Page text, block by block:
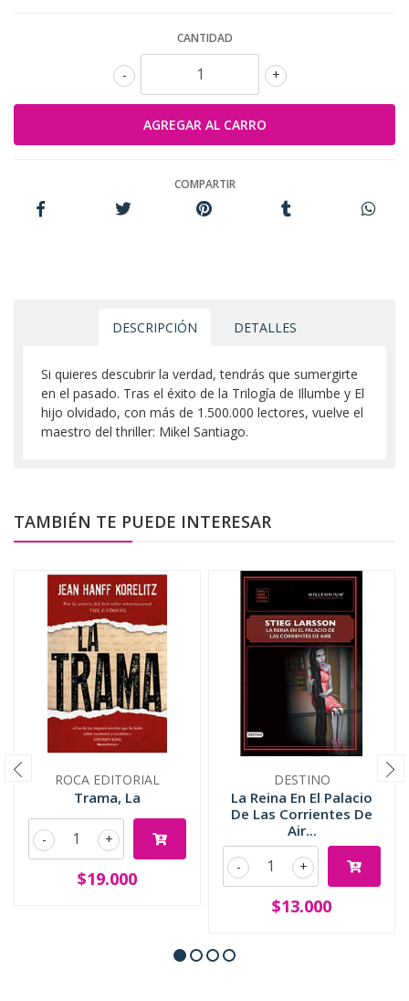
CANTIDAD
+
-
COMPARTIR
DESCRIPCIÓN DETALLES
Si quieres descubrir la verdad, tendrás que sumergirte
en el pasado. Tras el éxito de la Trilogía de Illumbe y El
hijo olvidado, con más de 1.500.000 lectores, vuelve el
maestro del thriller: Mikel Santiago.
TAMBIÉN TE PUEDE INTERESAR
ROCA EDITORIAL
Trama, La
+
-
$19.000
DESTINO
La Reina En El Palacio
De Las Corrientes De
Air...
+
-
$13.000